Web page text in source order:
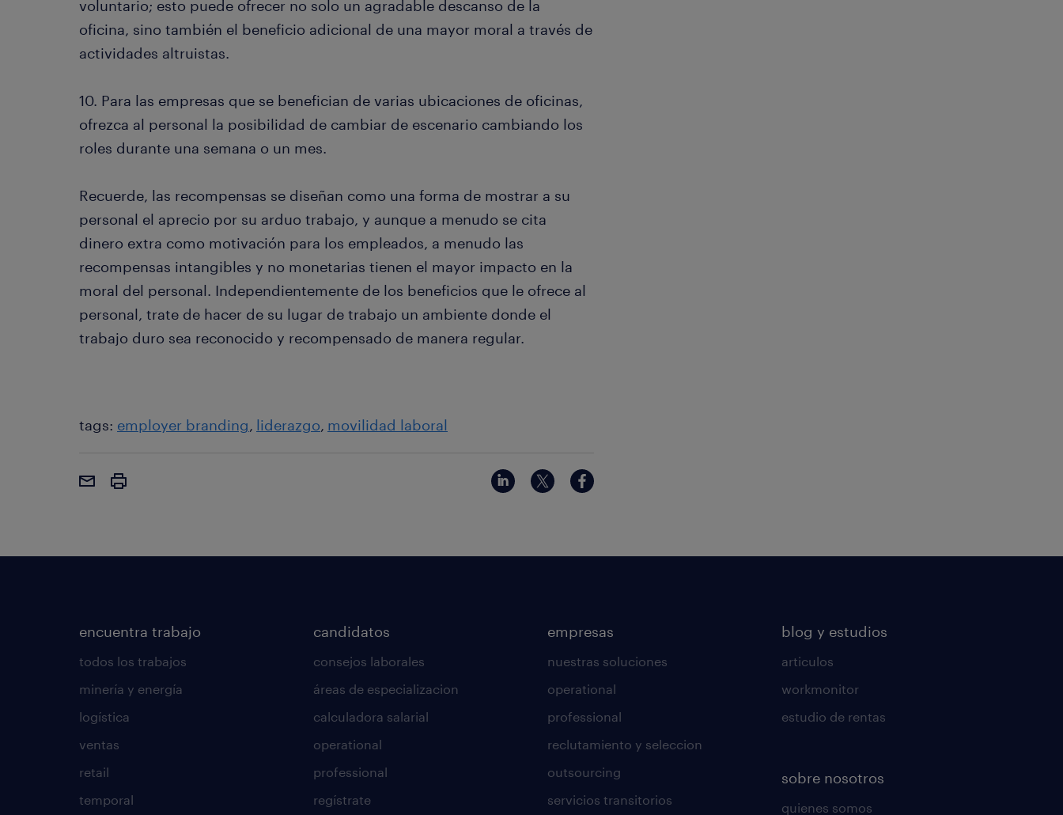
voluntario; esto puede ofrecer no solo un agradable descanso de la
oficina, sino también el beneficio adicional de una mayor moral a través de
actividades altruistas.
10. Para las empresas que se benefician de varias ubicaciones de oficinas,
ofrezca al personal la posibilidad de cambiar de escenario cambiando los
roles durante una semana o un mes.
Recuerde, las recompensas se diseñan como una forma de mostrar a su
personal el aprecio por su arduo trabajo, y aunque a menudo se cita
dinero extra como motivación para los empleados, a menudo las
recompensas intangibles y no monetarias tienen el mayor impacto en la
moral del personal. Independientemente de los beneficios que le ofrece al
personal, trate de hacer de su lugar de trabajo un ambiente donde el
trabajo duro sea reconocido y recompensado de manera regular.
tags: employer branding liderazgo movilidad laboral
encuentra trabajo
todos los trabajos
minería y energía
logística
ventas
retail
temporal
candidatos
consejos laborales
áreas de especializacion
calculadora salarial
operational
professional
regístrate
empresas
nuestras soluciones
operational
professional
reclutamiento y seleccion
outsourcing
servicios transitorios
blog y estudios
articulos
workmonitor
estudio de rentas
sobre nosotros
quienes somos